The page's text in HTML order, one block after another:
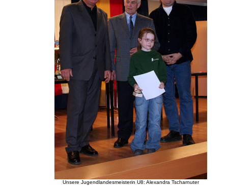
Unsere Jugendlandesmeisterin U8: Alexandra Tscharnuter